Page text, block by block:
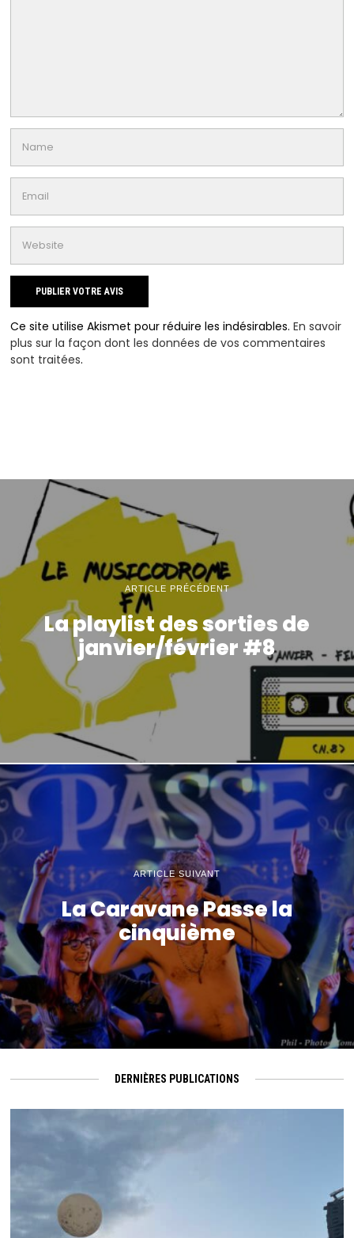
Ce site utilise Akismet pour réduire les indésirables.En savoir
plus sur la façon dont les données de vos commentaires
sont traitées.
ARTICLE PRÉCÉDENT
La playlist des sorties de
janvier/février #8
ARTICLE SUIVANT
La Caravane Passe la
cinquième
DERNIÈRES PUBLICATIONS